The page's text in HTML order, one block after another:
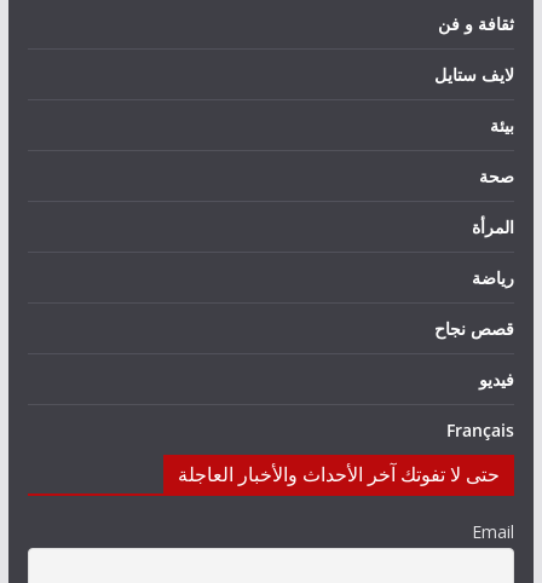
ثقافة و فن
لايف ستايل
بيئة
صحة
المرأة
رياضة
قصص نجاح
فيديو
Français
حتى لا تفوتك آخر الأحداث والأخبار العاجلة
Email